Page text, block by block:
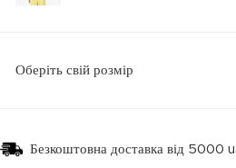
Оберіть свій розмір
Безкоштовна доставка від 5000